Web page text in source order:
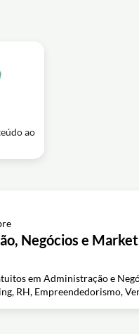
ao
Negócios e
em Administração e
RH, Empreendedorismo,